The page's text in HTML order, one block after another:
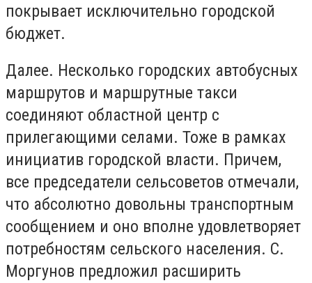
покрывает исключительно городской
бюджет.
Далее. Несколько городских автобусных
маршрутов и маршрутные такси
соединяют областной центр с
прилегающими селами. Тоже в рамках
инициатив городской власти. Причем,
все председатели сельсоветов отмечали,
что абсолютно довольны транспортным
сообщением и оно вполне удовлетворяет
потребностям сельского населения. С.
Моргунов предложил расширить